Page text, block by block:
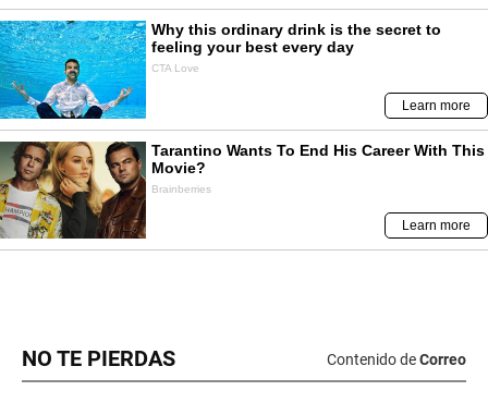
NO TE PIERDAS Contenido deCorreo